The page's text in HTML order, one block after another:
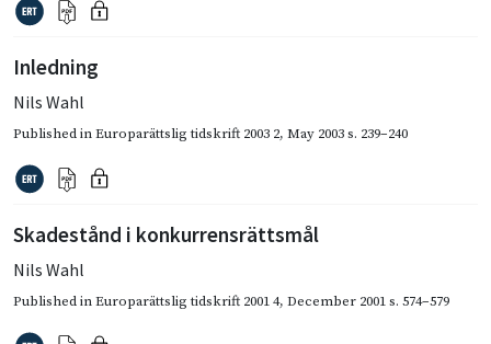
Inledning
Nils Wahl
Published inEuroparättslig tidskrift 2003 2, May 2003s. 239–240
Skadestånd i konkurrensrättsmål
Nils Wahl
Published inEuroparättslig tidskrift 2001 4, December 2001s. 574–579